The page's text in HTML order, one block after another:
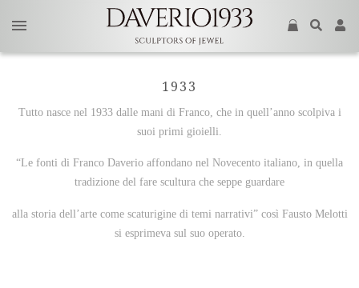
1933
Tutto nasce nel 1933 dalle mani di Franco, che in quell’anno scolpiva i
suoi primi gioielli.
“Le fonti di Franco Daverio affondano nel Novecento italiano, in quella
tradizione del fare scultura che seppe guardare
alla storia dell’arte come scaturigine di temi narrativi” così Fausto Melotti
si esprimeva sul suo operato.